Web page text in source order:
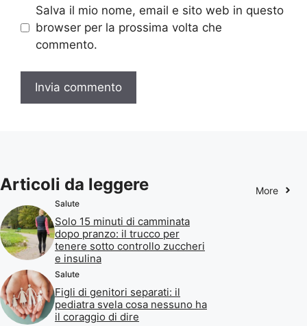
Salva il mio nome, email e sito web in questo
browser per la prossima volta che
commento.
Articoli da leggere More
Salute
Solo 15 minuti di camminata
dopo pranzo: il trucco per
tenere sotto controllo zuccheri
e insulina
Salute
Figli di genitori separati: il
pediatra svela cosa nessuno ha
il coraggio di dire